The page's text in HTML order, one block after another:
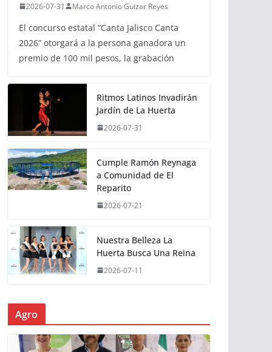
2026-07-31 Marco Antonio Guizar Reyes
El concurso estatal “Canta Jalisco Canta
2026” otorgará a la persona ganadora un
premio de 100 mil pesos, la grabación
Ritmos Latinos Invadirán
Jardín de La Huerta
2026-07-31
Cumple Ramón Reynaga
a Comunidad de El
Reparito
2026-07-21
Nuestra Belleza La
Huerta Busca Una Reina
2026-07-11
Agro